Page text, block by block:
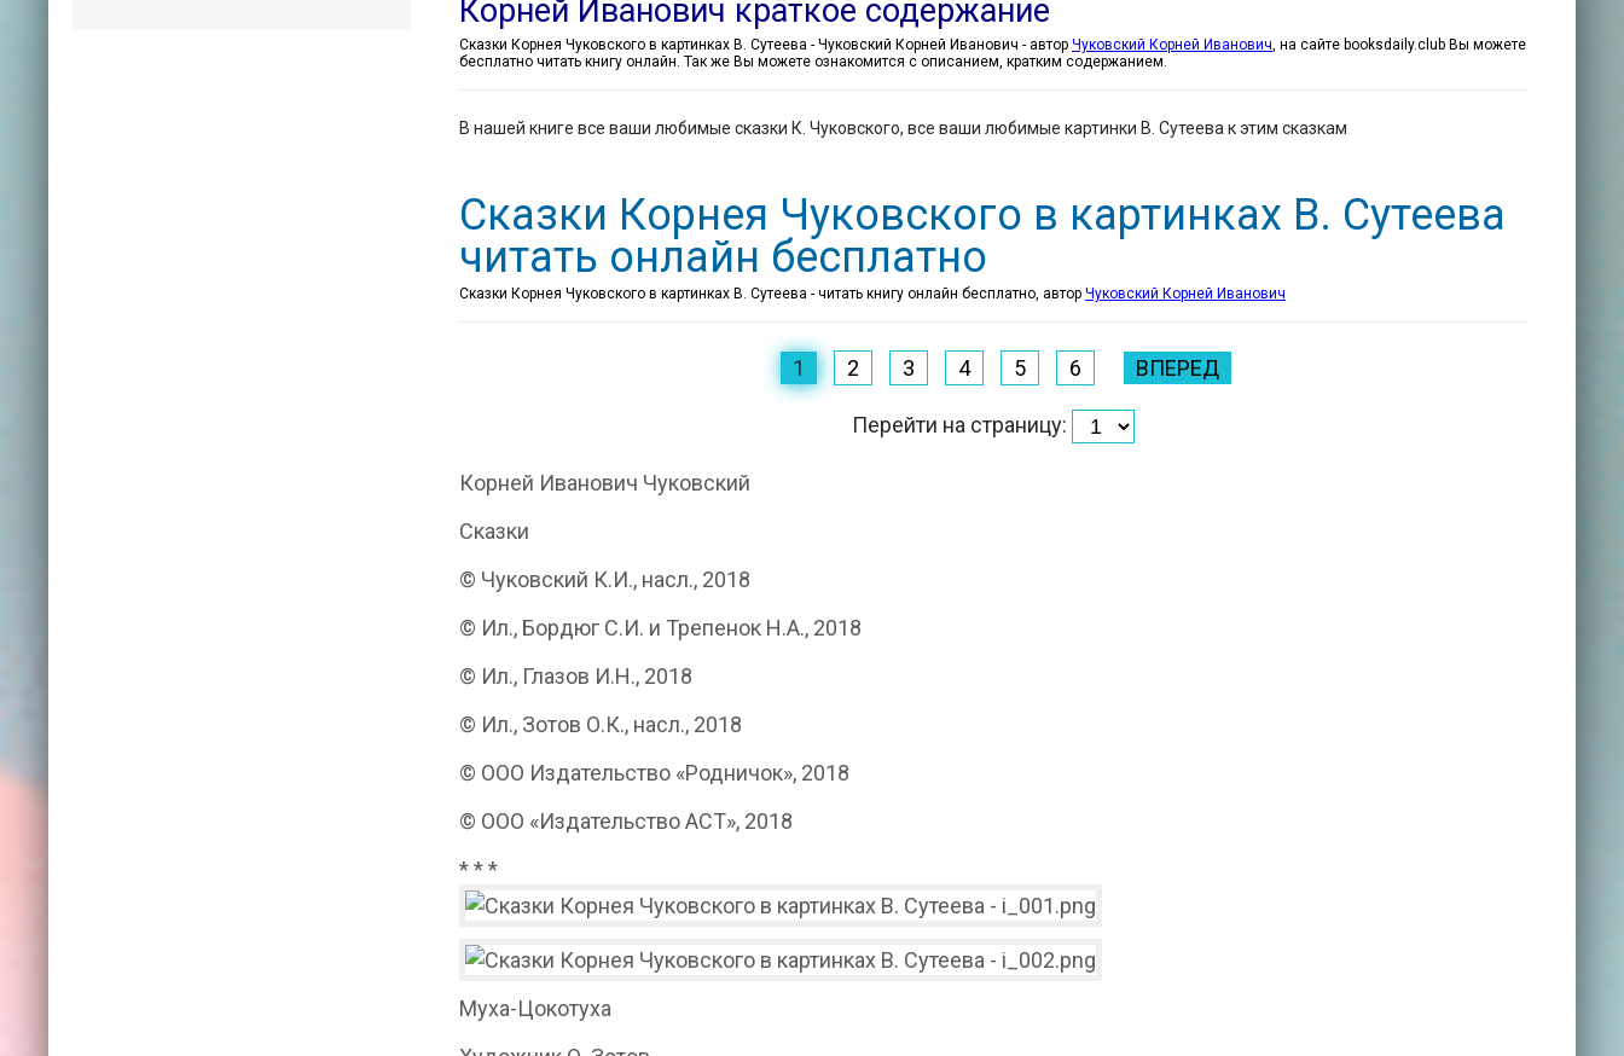
Корней Иванович краткое содержание
Сказки Корнея Чуковского в картинках В. Сутеева - Чуковский Корней Иванович - автор Чуковский Корней Иванович, на сайте booksdaily.club Вы можете
бесплатно читать книгу онлайн. Так же Вы можете ознакомится с описанием, кратким содержанием.
В нашей книге все ваши любимые сказки К. Чуковского, все ваши любимые картинки В. Сутеева к этим сказкам
Сказки Корнея Чуковского в картинках В. Сутеева
читать онлайн бесплатно
Сказки Корнея Чуковского в картинках В. Сутеева - читать книгу онлайн бесплатно, автор Чуковский Корней Иванович
1 2 3 4 5 6 ВПЕРЕД
Перейти на страницу:
Корней Иванович Чуковский
Сказки
© Чуковский К.И., насл., 2018
© Ил., Бордюг С.И. и Трепенок Н.А., 2018
© Ил., Глазов И.Н., 2018
© Ил., Зотов О.К., насл., 2018
© ООО Издательство «Родничок», 2018
© ООО «Издательство АСТ», 2018
* * *
Муха-Цокотуха